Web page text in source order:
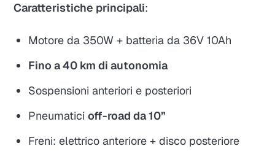
Caratteristiche principali:
Motore da 350W + batteria da 36V 10Ah
Fino a 40 km di autonomia
Sospensioni anteriori e posteriori
Pneumaticioff-road da 10”
Freni: elettrico anteriore + disco posteriore